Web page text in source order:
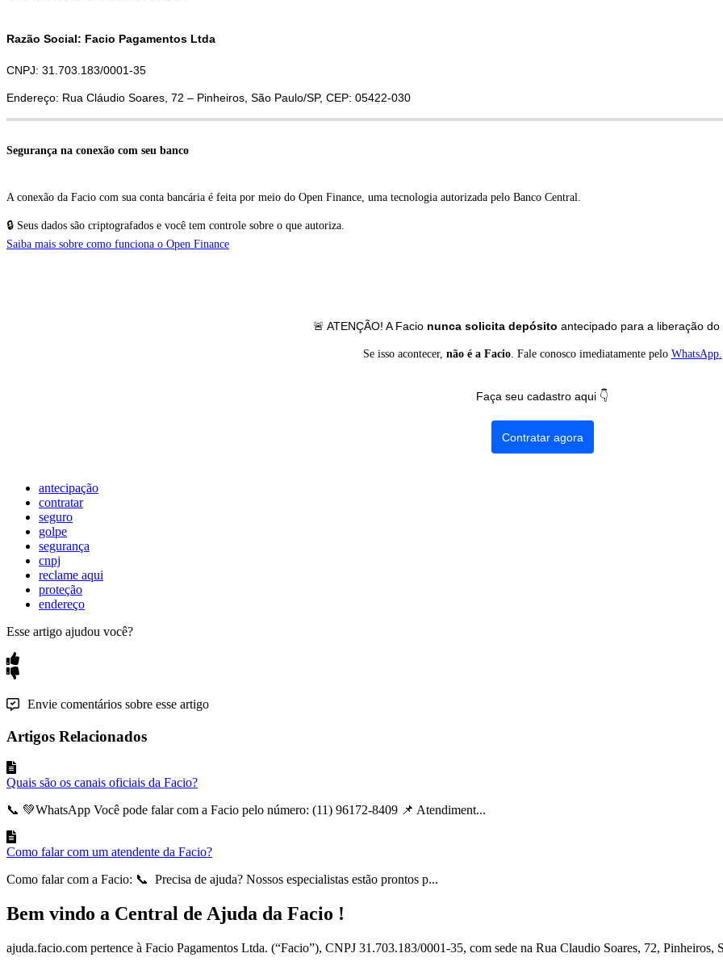
Razão Social: Facio Pagamentos Ltda
CNPJ: 31.703.183/0001-35
Endereço: Rua Cláudio Soares, 72 – Pinheiros, São Paulo/SP, CEP: 05422-030
Segurança na conexão com seu banco
A conexão da Facio com sua conta bancária é feita por meio do Open Finance, uma tecnologia autorizada pelo Banco Central.
 Seus dados são criptografados e você tem controle sobre o que autoriza.
Saiba mais sobre como funciona o Open Finance
 ATENÇÃO! A Facio nunca solicita depósito antecipado para a liberação do
Se isso acontecer, não é a Facio. Fale conosco imediatamente pelo WhatsApp.
Faça seu cadastro aqui 
Contratar agora
antecipação
contratar
seguro
golpe
segurança
cnpj
reclame aqui
proteção
endereço
Esse artigo ajudou você?
Envie comentários sobre esse artigo
Artigos Relacionados
Quais são os canais oficiais da Facio?
📞 💚WhatsApp Você pode falar com a Facio pelo número: (11) 96172-8409 📌 Atendiment...
Como falar com um atendente da Facio?
Como falar com a Facio: 📞 Precisa de ajuda? Nossos especialistas estão prontos p...
Bem vindo a Central de Ajuda da Facio !
ajuda.facio.com pertence à Facio Pagamentos Ltda. (“Facio”), CNPJ 31.703.183/0001-35, com sede na Rua Claudio Soares, 72, Pinheiros,